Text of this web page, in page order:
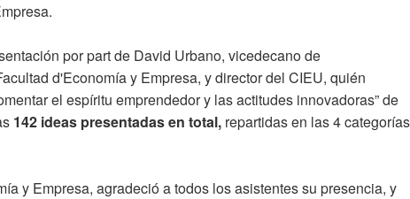
por part de David Urbano, vicedecano de
d'Economía y Empresa, y director del CIEU, quién
el espíritu emprendedor y las actitudes innovadoras” de
142 ideas presentadas en total, repartidas en las 4 categorías
y Empresa, agradeció a todos los asistentes su presencia, y